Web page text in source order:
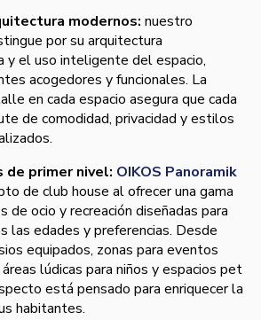
modernos: nuestro
por su arquitectura
y el uso inteligente del espacio,
acogedores y funcionales. La
en cada espacio asegura que cada
de comodidad, privacidad y estilos
de primer nivel: OIKOS Panoramik
de club house al ofrecer una gama
de ocio y recreación diseñadas para
las edades y preferencias. Desde
equipados, zonas para eventos
lúdicas para niños y espacios pet
está pensado para enriquecer la
habitantes.